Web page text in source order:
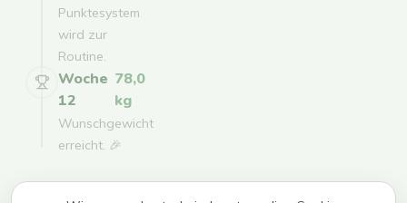
Punktesystem
wird zur
Routine.
Woche
12
78,0
kg
Wunschgewicht
erreicht. 🎉